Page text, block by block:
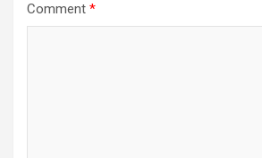
Comment *